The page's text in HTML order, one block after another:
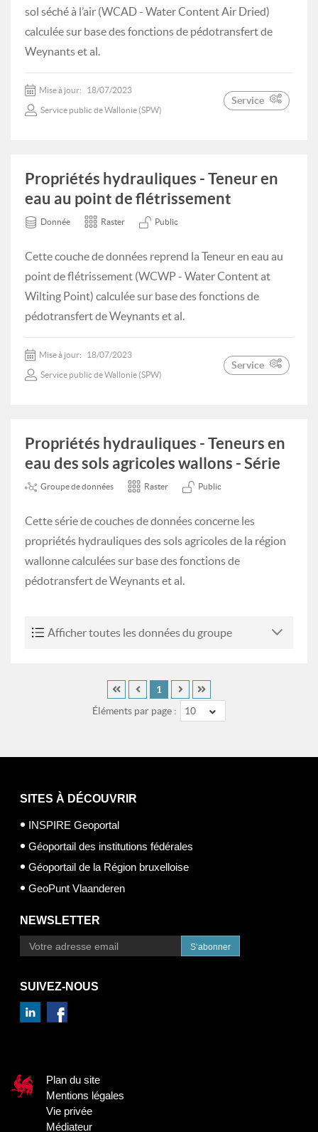
sol séché à l’air (WCAD - Water Content Air Dried)
calculée sur base des fonctions de pédotransfert de
Weynants et al.
Mise à jour: 18/07/2023
Service public de Wallonie (SPW)
Service
Propriétés hydrauliques - Teneur en
eau au point de flétrissement
Donnée Raster Public
Cette couche de données reprend la Teneur en eau au
point de flétrissement (WCWP - Water Content at
Wilting Point) calculée sur base des fonctions de
pédotransfert de Weynants et al.
Mise à jour: 18/07/2023
Service public de Wallonie (SPW)
Service
Propriétés hydrauliques - Teneurs en
eau des sols agricoles wallons - Série
Groupe de données Raster Public
Cette série de couches de données concerne les
propriétés hydrauliques des sols agricoles de la région
wallonne calculées sur base des fonctions de
pédotransfert de Weynants et al.
Afficher toutes les données du groupe
Éléments par page : 10
1
SITES À DÉCOUVRIR
INSPIRE Geoportal
Géoportail des institutions fédérales
Géoportail de la Région bruxelloise
GeoPunt Vlaanderen
NEWSLETTER
S’abonner
SUIVEZ-NOUS
Plan du site
Mentions légales
Vie privée
Médiateur